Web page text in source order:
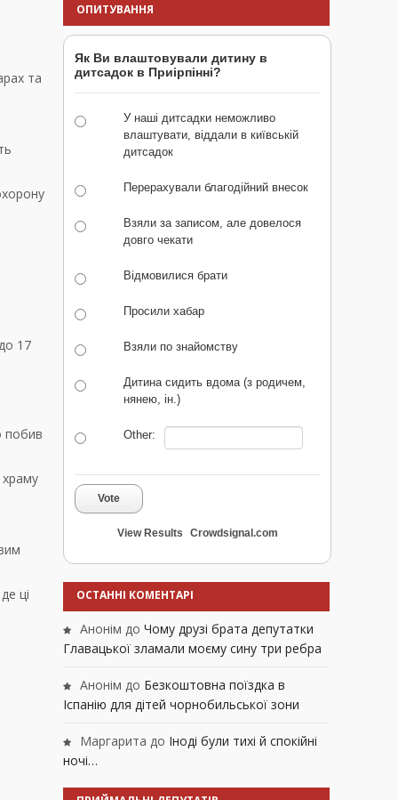
та
17
побив
храму
ці
ОПИТУВАННЯ
Як Ви влаштовували дитину в
дитсадок в Приірпінні?
У наші дитсадки неможливо
влаштувати, віддали в київській
дитсадок
Перерахували благодійний внесок
Взяли за записом, але довелося
довго чекати
Відмовилися брати
Просили хабар
Взяли по знайомству
Дитина сидить вдома (з родичем,
нянею, ін.)
Other:
Vote
View Results Crowdsignal.com
ОСТАННІ КОМЕНТАРІ
Анонім до Чому друзі брата депутатки
Главацької зламали моєму сину три ребра
Анонім до Безкоштовна поїздка в
Іспанію для дітей чорнобильської зони
Маргарита до Іноді були тихі й спокійні
ночі…